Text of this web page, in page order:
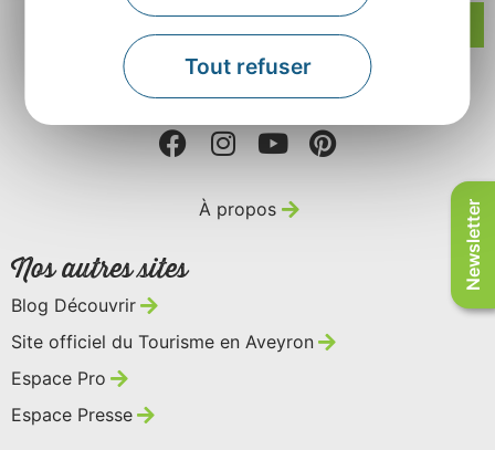
Tout refuser
Contactez-nous
Retrouvez-nous sur
À propos
Nos autres sites
Blog Découvrir
Site officiel du Tourisme en Aveyron
Espace Pro
Espace Presse
Newsletter